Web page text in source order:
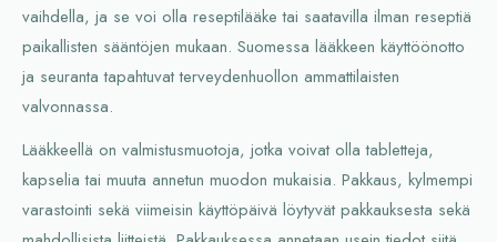
vaihdella, ja se voi olla reseptilääke tai saatavilla ilman reseptiä
paikallisten sääntöjen mukaan. Suomessa lääkkeen käyttöönotto
ja seuranta tapahtuvat terveydenhuollon ammattilaisten
valvonnassa.
Lääkkeellä on valmistusmuotoja, jotka voivat olla tabletteja,
kapselia tai muuta annetun muodon mukaisia. Pakkaus, kylmempi
varastointi sekä viimeisin käyttöpäivä löytyvät pakkauksesta sekä